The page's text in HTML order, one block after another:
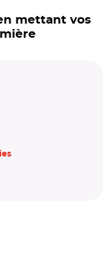
mettant vos